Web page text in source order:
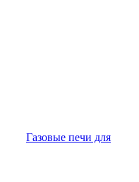
Газовые печи для